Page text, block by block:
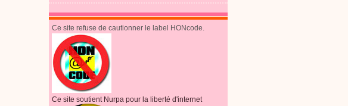
Ce site refuse de cautionner le label HONcode.
Ce site soutient Nurpa pour la liberté d'internet